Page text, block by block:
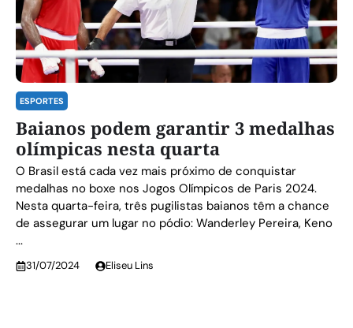
ESPORTES
Baianos podem garantir 3 medalhas
olímpicas nesta quarta
O Brasil está cada vez mais próximo de conquistar
medalhas no boxe nos Jogos Olímpicos de Paris 2024.
Nesta quarta-feira, três pugilistas baianos têm a chance
de assegurar um lugar no pódio: Wanderley Pereira, Keno
...
31/07/2024 Eliseu Lins